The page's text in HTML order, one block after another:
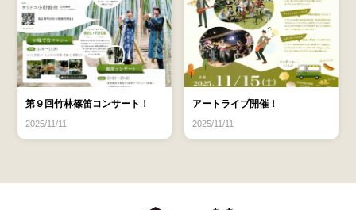
第９回竹林篠笛コンサート！
2025/11/11
アートライブ開催！
2025/11/11